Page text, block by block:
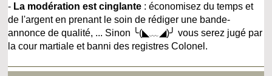
- La modération est cinglante : économisez du temps et
de l'argent en prenant le soin de rédiger une bande-
annonce de qualité, ... Sinon ╰(◣﹏◢)╯ vous serez jugé par
la cour martiale et banni des registres Colonel.